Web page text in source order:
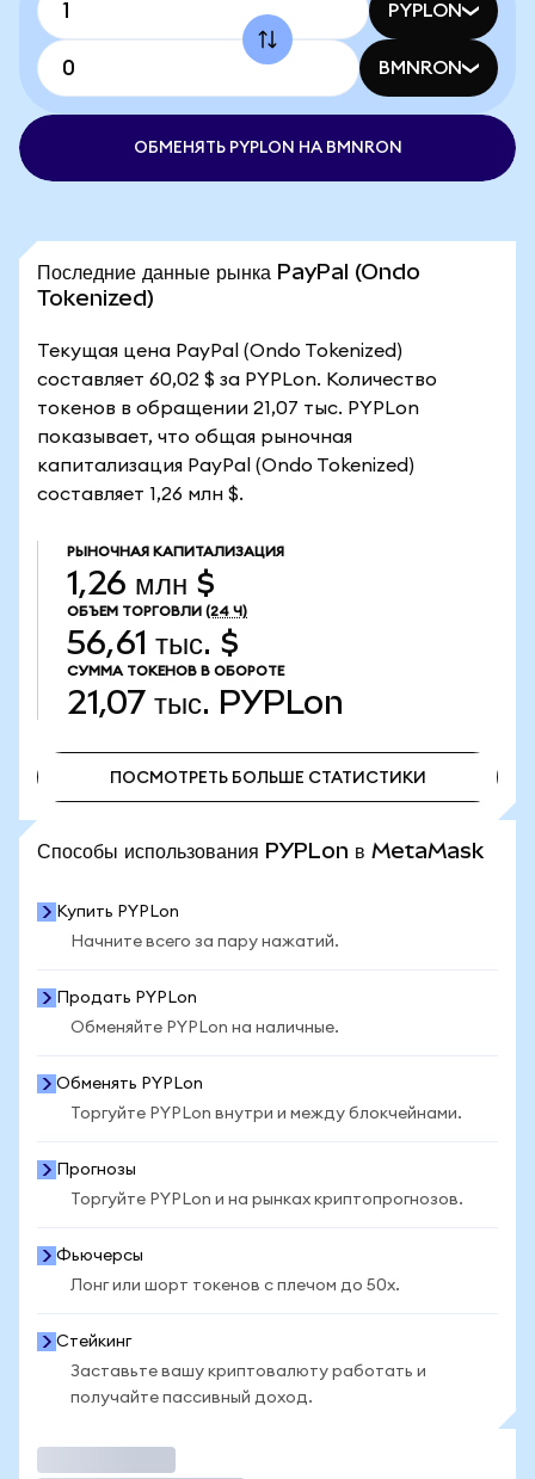
PYPLON
BMNRON
ОБМЕНЯТЬ PYPLON НА BMNRON
Последние данные рынка PayPal (Ondo
Tokenized)
Текущая цена PayPal (Ondo Tokenized)
составляет 60,02 $ за PYPLon. Количество
токенов в обращении 21,07 тыс. PYPLon
показывает, что общая рыночная
капитализация PayPal (Ondo Tokenized)
составляет 1,26 млн $.
РЫНОЧНАЯ КАПИТАЛИЗАЦИЯ
1,26 млн $
ОБЪЕМ ТОРГОВЛИ (24 Ч)
56,61 тыс. $
СУММА ТОКЕНОВ В ОБОРОТЕ
21,07 тыс. PYPLon
ПОСМОТРЕТЬ БОЛЬШЕ СТАТИСТИКИ
Способы использования PYPLon в MetaMask
Купить PYPLon
Начните всего за пару нажатий.
Продать PYPLon
Обменяйте PYPLon на наличные.
Обменять PYPLon
Торгуйте PYPLon внутри и между блокчейнами.
Прогнозы
Торгуйте PYPLon и на рынках криптопрогнозов.
Фьючерсы
Лонг или шорт токенов с плечом до 50x.
Стейкинг
Заставьте вашу криптовалюту работать и
получайте пассивный доход.